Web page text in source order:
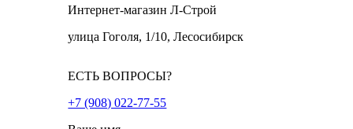
Интернет-магазин Л-Строй
улица Гоголя, 1/10, Лесосибирск
ЕСТЬ ВОПРОСЫ?
+7 (908) 022-77-55